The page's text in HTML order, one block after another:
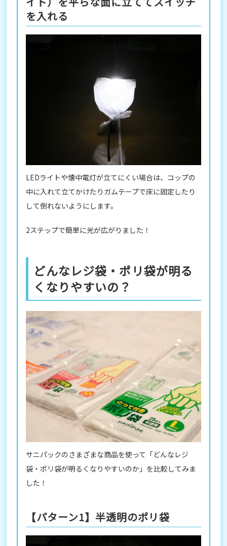
を入れる
LEDライトや懐中電灯が立てにくい場合は、コップの
中に入れて立てかけたりガムテープで床に固定したり
して倒れないようにします。
2ステップで簡単に光が広がりました！
どんなレジ袋・ポリ袋が明る
くなりやすいの？
サニパックのさまざまな商品を使って「どんなレジ
袋・ポリ袋が明るくなりやすいのか」を比較してみま
した！
【パターン1】半透明のポリ袋